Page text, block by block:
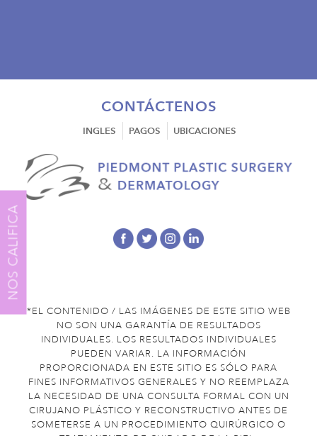
NOS CALIFICA
CONTÁCTENOS
INGLES PAGOS UBICACIONES
*EL CONTENIDO / LAS IMÁGENES DE ESTE SITIO WEB
NO SON UNA GARANTÍA DE RESULTADOS
INDIVIDUALES. LOS RESULTADOS INDIVIDUALES
PUEDEN VARIAR. LA INFORMACIÓN
PROPORCIONADA EN ESTE SITIO ES SÓLO PARA
FINES INFORMATIVOS GENERALES Y NO REEMPLAZA
LA NECESIDAD DE UNA CONSULTA FORMAL CON UN
CIRUJANO PLÁSTICO Y RECONSTRUCTIVO ANTES DE
SOMETERSE A UN PROCEDIMIENTO QUIRÚRGICO O